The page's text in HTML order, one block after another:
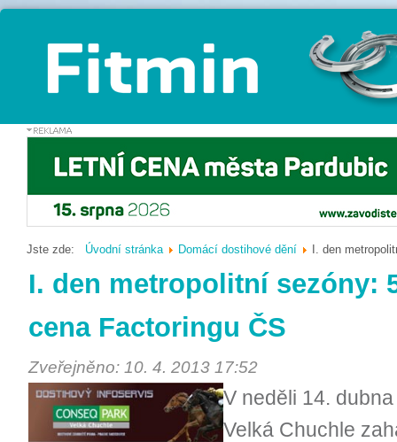
Jste zde: Úvodní stránka Domácí dostihové dění I. den
I. den metropolitní sezóny:
cena Factoringu ČS
Zveřejněno: 10. 4. 2013 17:52
V neděli 14.
Velká Chuchle